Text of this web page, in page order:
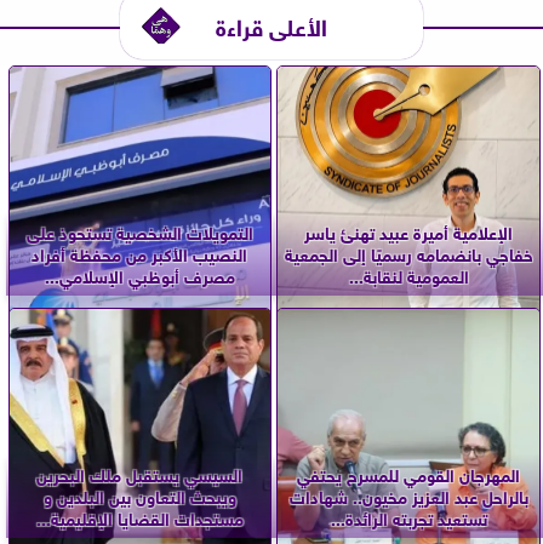
الأعلى قراءة
الإعلامية أميرة عبيد تهنئ ياسر
خفاجي بانضمامه رسميًا إلى الجمعية
العمومية لنقابة...
التمويلات الشخصية تستحوذ على
النصيب الأكبر من محفظة أفراد
مصرف أبوظبي الإسلامي...
المهرجان القومي للمسرح يحتفي
بالراحل عبد العزيز مخيون.. شهادات
تستعيد تجربته الرائدة...
السيسي يستقبل ملك البحرين
ويبحث التعاون بين البلدين و
مستجدات القضايا الإقليمية...